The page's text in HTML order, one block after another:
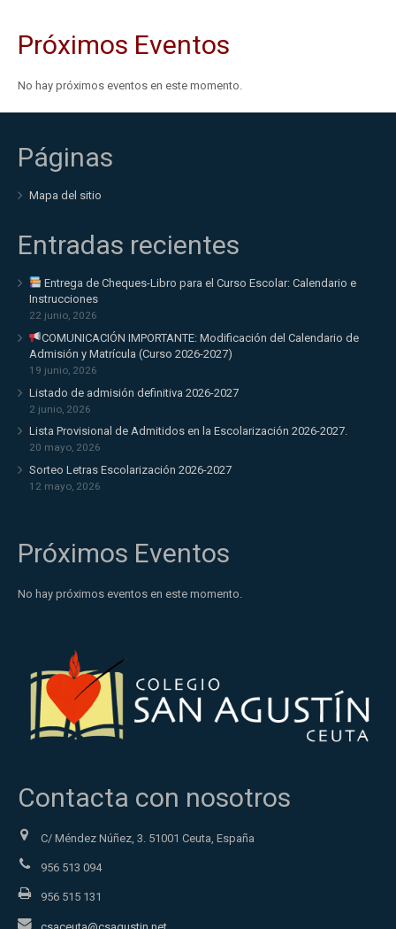
Próximos Eventos
No hay próximos eventos en este momento.
Páginas
Mapa del sitio
Entradas recientes
Entrega de Cheques-Libro para el Curso Escolar: Calendario e
Instrucciones
22 junio, 2026
COMUNICACIÓN IMPORTANTE: Modificación del Calendario de
Admisión y Matrícula (Curso 2026-2027)
19 junio, 2026
Listado de admisión definitiva 2026-2027
2 junio, 2026
Lista Provisional de Admitidos en la Escolarización 2026-2027.
20 mayo, 2026
Sorteo Letras Escolarización 2026-2027
12 mayo, 2026
Próximos Eventos
No hay próximos eventos en este momento.
Contacta con nosotros
C/ Méndez Núñez, 3. 51001 Ceuta, España
956 513 094
956 515 131